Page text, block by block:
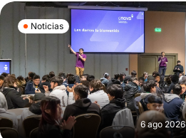
Noticias
6 ago 2026